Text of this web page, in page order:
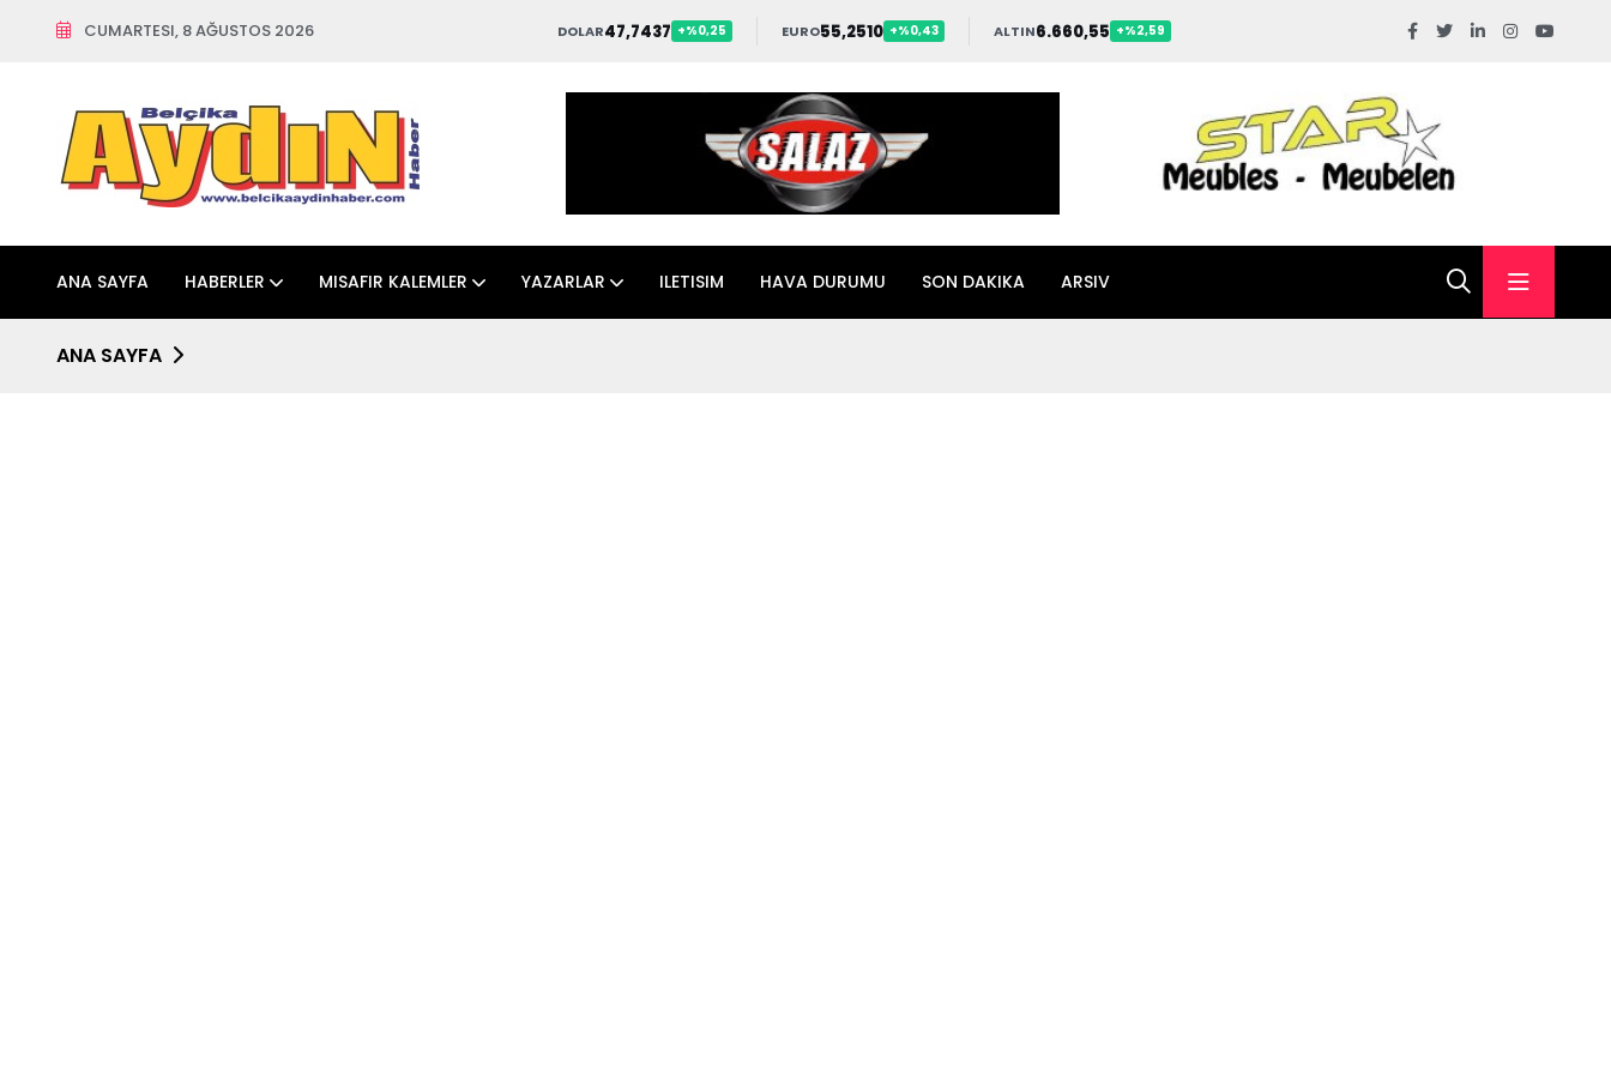
CUMARTESI, 8 AĞUSTOS 2026 DOLAR47,7437 +%0,25 EURO55,2510 +%0,43 ALTIN6.660,55 +%2,59
ANA SAYFA HABERLER MISAFIR KALEMLER YAZARLAR ILETISIM HAVA DURUMU SON DAKIKA ARSIV
ANA SAYFA